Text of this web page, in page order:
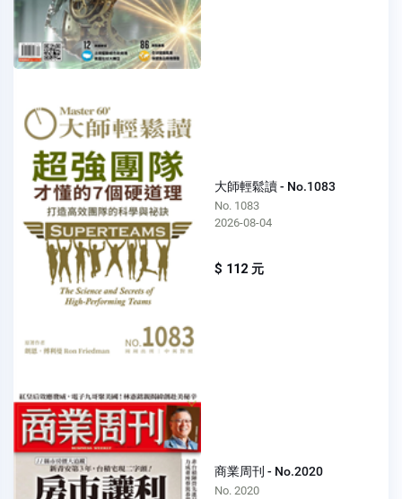
大師輕鬆讀 - No.1083
No. 1083
2026-08-04
$ 112 元
商業周刊 - No.2020
No. 2020